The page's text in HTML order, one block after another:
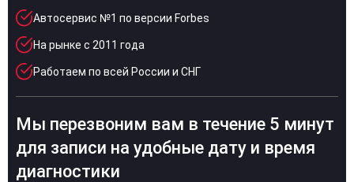
Автосервис №1 по версии Forbes
На рынке с 2011 года
Работаем по всей России и СНГ
Мы перезвоним вам в течение 5 минут
для записи на удобные дату и время
диагностики